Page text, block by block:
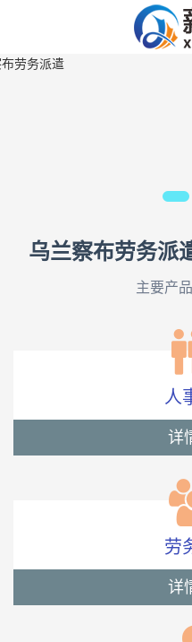
乌兰察布劳务派
主要产
人
详
劳
详